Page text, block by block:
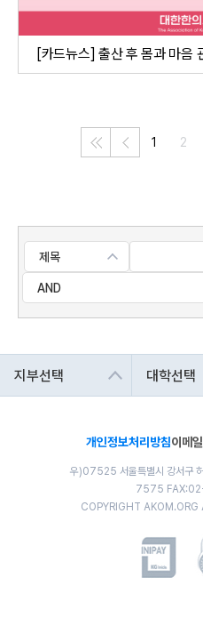
[카드뉴스] 출산 후 몸과 마음
1 2
개인정보처리방침이메
우)07525 서울특별시 강서구
7575
COPYRIGHT AKOM.ORG